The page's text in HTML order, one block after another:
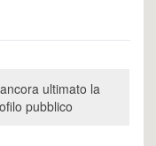
ultimato la
pubblico